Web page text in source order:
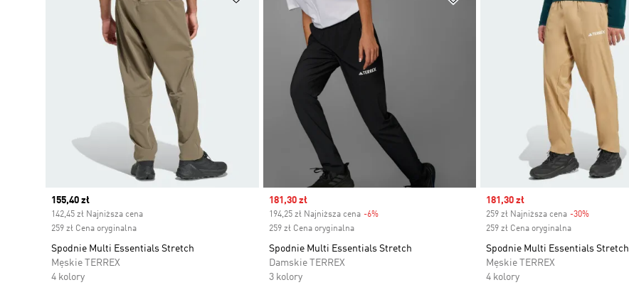
Current price
155,40 zł
142,45 zł Najniższa cena
259 zł Cena oryginalna
Spodnie Multi Essentials Stretch
Męskie TERREX
4 kolory
Sale price
181,30 zł
194,25 zł Najniższa cena -6%Discount
259 zł Cena oryginalna
Spodnie Multi Essentials Stretch
Damskie TERREX
3 kolory
Sale price
181,30 zł
259 zł Najniższa cena -30%
259 zł Cena oryginalna
Spodnie Multi Essentials Stretch
Męskie TERREX
4 kolory